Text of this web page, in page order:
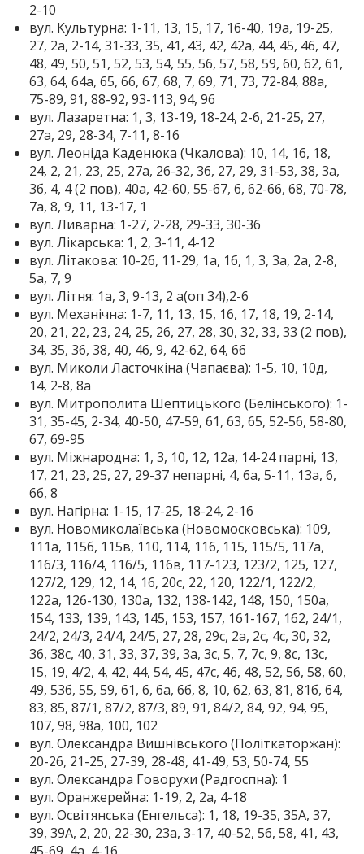
2-10
вул. Культурна: 1-11, 13, 15, 17, 16-40, 19а, 19-25,
27, 2а, 2-14, 31-33, 35, 41, 43, 42, 42а, 44, 45, 46, 47,
48, 49, 50, 51, 52, 53, 54, 55, 56, 57, 58, 59, 60, 62, 61,
63, 64, 64а, 65, 66, 67, 68, 7, 69, 71, 73, 72-84, 88а,
75-89, 91, 88-92, 93-113, 94, 96
вул. Лазаретна: 1, 3, 13-19, 18-24, 2-6, 21-25, 27,
27а, 29, 28-34, 7-11, 8-16
вул. Леоніда Каденюка (Чкалова): 10, 14, 16, 18,
24, 2, 21, 23, 25, 27а, 26-32, 36, 27, 29, 31-53, 38, 3а,
3б, 4, 4 (2 пов), 40а, 42-60, 55-67, 6, 62-66, 68, 70-78,
7а, 8, 9, 11, 13-17, 1
вул. Ливарна: 1-27, 2-28, 29-33, 30-36
вул. Лікарська: 1, 2, 3-11, 4-12
вул. Літакова: 10-26, 11-29, 1а, 1б, 1, 3, 3а, 2а, 2-8,
5а, 7, 9
вул. Літня: 1а, 3, 9-13, 2 а(оп 34),2-6
вул. Механічна: 1-7, 11, 13, 15, 16, 17, 18, 19, 2-14,
20, 21, 22, 23, 24, 25, 26, 27, 28, 30, 32, 33, 33 (2 пов),
34, 35, 36, 38, 40, 46, 9, 42-62, 64, 66
вул. Миколи Ласточкіна (Чапаєва): 1-5, 10, 10д,
14, 2-8, 8а
вул. Митрополита Шептицького (Белінського): 1-
31, 35-45, 2-34, 40-50, 47-59, 61, 63, 65, 52-56, 58-80,
67, 69-95
вул. Міжнародна: 1, 3, 10, 12, 12а, 14-24 парні, 13,
17, 21, 23, 25, 27, 29-37 непарні, 4, 6а, 5-11, 13а, 6,
6б, 8
вул. Нагірна: 1-15, 17-25, 18-24, 2-16
вул. Новомиколаївська (Новомосковська): 109,
111а, 115б, 115в, 110, 114, 116, 115, 115/5, 117а,
116/3, 116/4, 116/5, 116в, 117-123, 123/2, 125, 127,
127/2, 129, 12, 14, 16, 20с, 22, 120, 122/1, 122/2,
122а, 126-130, 130а, 132, 138-142, 148, 150, 150а,
154, 133, 139, 143, 145, 153, 157, 161-167, 162, 24/1,
24/2, 24/3, 24/4, 24/5, 27, 28, 29с, 2а, 2с, 4с, 30, 32,
36, 38с, 40, 31, 33, 37, 39, 3а, 3с, 5, 7, 7с, 9, 8с, 13с,
15, 19, 4/2, 4, 42, 44, 54, 45, 47с, 46, 48, 52, 56, 58, 60,
49, 53б, 55, 59, 61, 6, 6а, 6б, 8, 10, 62, 63, 81, 81б, 64,
83, 85, 87/1, 87/2, 87/3, 89, 91, 84/2, 84, 92, 94, 95,
107, 98, 98а, 100, 102
вул. Олександра Вишнівського (Політкаторжан):
20-26, 21-25, 27-39, 28-48, 41-49, 53, 50-74, 55
вул. Олександра Говорухи (Радгоспна): 1
вул. Оранжерейна: 1-19, 2, 2а, 4-18
вул. Освітянська (Енгельса): 1, 18, 19-35, 35А, 37,
39, 39А, 2, 20, 22-30, 23а, 3-17, 40-52, 56, 58, 41, 43,